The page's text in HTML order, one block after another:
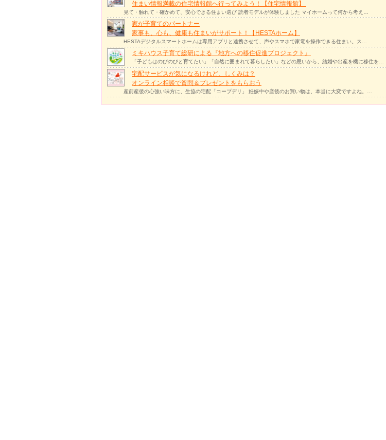
住まい情報満載の住宅情報館へ行ってみよう！【住宅情報館】
見て・触れて・確かめて、安心できる住まい選び 読者モデルが体験しました マイホームって何から考え…
家が子育てのパートナー
家事も、心も、健康も住まいがサポート！【HESTAホーム】
HESTAデジタルスマートホームは専用アプリと連携させて、声やスマホで家電を操作できる住まい。ス…
ミキハウス子育て総研による『地方への移住促進プロジェクト』
「子どもはのびのびと育てたい」「自然に囲まれて暮らしたい」などの思いから、結婚や出産を機に移住を…
宅配サービスが気になるけれど、しくみは？
オンライン相談で質問＆プレゼントをもらおう
産前産後の心強い味方に、生協の宅配「コープデリ」 妊娠中や産後のお買い物は、本当に大変ですよね。…